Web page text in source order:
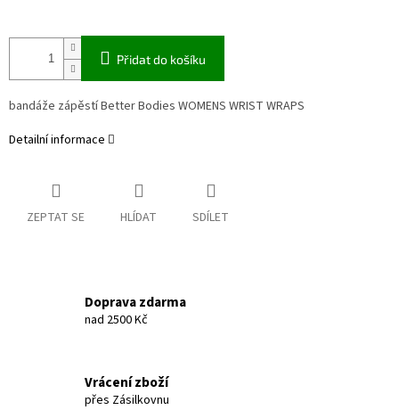
Přidat do košíku
bandáže zápěstí Better Bodies WOMENS WRIST WRAPS
Detailní informace
ZEPTAT SE HLÍDAT SDÍLET
Doprava zdarma
nad 2500 Kč
Vrácení zboží
přes Zásilkovnu